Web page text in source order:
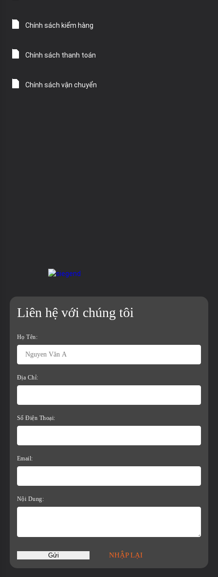
Chính sách kiểm hàng
Chính sách thanh toán
Chính sách vận chuyển
Liên hệ với chúng tôi
Họ Tên:
Địa Chỉ:
Số Điện Thoại:
Email:
Nội Dung:
Gửi NHẬP LẠI